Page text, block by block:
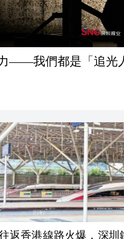
——我們都是「追光
返香港線路火爆，深圳